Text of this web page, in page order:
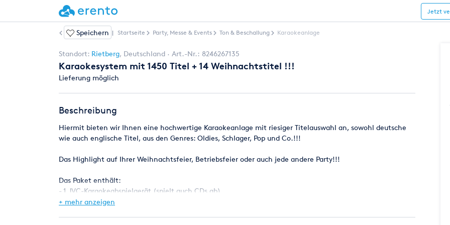
Jetzt
Weitere Artikel | Startseite Party, Messe & Events Ton & Beschallung Karaokeanlage
Speichern
Standort: Rietberg, Deutschland Art.-Nr.: 8246267135
Karaokesystem mit 1450 Titel + 14 Weihnachtstitel !!!
Lieferung möglich
Beschreibung
Hiermit bieten wir Ihnen eine hochwertige Karaokeanlage mit riesiger Titelauswahl an, sowohl deutsche
wie auch englische Titel, aus den Genres: Oldies, Schlager, Pop und Co.!!!
Das Highlight auf Ihrer Weihnachtsfeier, Betriebsfeier oder auch jede andere Party!!!
Das Paket enthält:
- 1 JVC-Karaokeabspielgerät (spielt auch CDs ab) ,
- Datenträger mit rund 1450 Musiktiteln (Musikvideos mit eingeblendetem Text zum Mitsingen)
+ mehr anzeigen